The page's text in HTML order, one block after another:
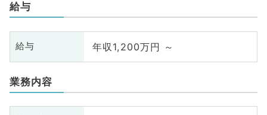
給与
給与 年収1,200万円 ～
業務内容